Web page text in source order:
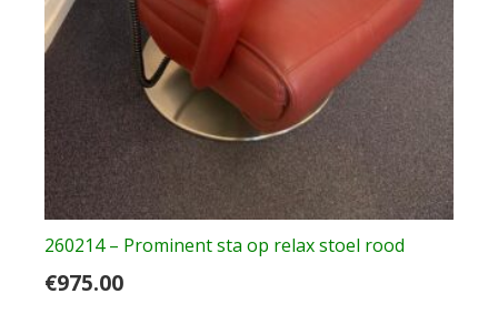
260214 – Prominent sta op relax stoel rood
€975.00